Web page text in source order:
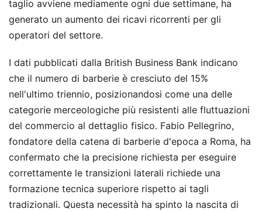
taglio avviene mediamente ogni due settimane, ha
generato un aumento dei ricavi ricorrenti per gli
operatori del settore.
I dati pubblicati dalla British Business Bank indicano
che il numero di barberie è cresciuto del 15%
nell'ultimo triennio, posizionandosi come una delle
categorie merceologiche più resistenti alle fluttuazioni
del commercio al dettaglio fisico. Fabio Pellegrino,
fondatore della catena di barberie d'epoca a Roma, ha
confermato che la precisione richiesta per eseguire
correttamente le transizioni laterali richiede una
formazione tecnica superiore rispetto ai tagli
tradizionali. Questa necessità ha spinto la nascita di